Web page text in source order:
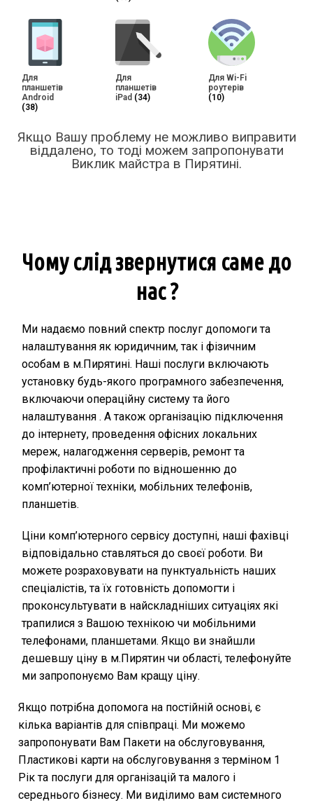
Для
планшетів
Android
(38)
Для
планшетів
iPad (34)
Для Wi-Fi
роутерів
(10)
Якщо Вашу проблему не можливо виправити
віддалено, то тоді можем запропонувати
Виклик майстра в Пирятині.
Чому слід звернутися саме до
нас ?
Ми надаємо повний спектр послуг допомоги та
налаштування як юридичним, так і фізичним
особам в м.Пирятині. Наші послуги включають
установку будь-якого програмного забезпечення,
включаючи операційну систему та його
налаштування . А також організацію підключення
до інтернету, проведення офісних локальних
мереж, налагодження серверів, ремонт та
профілактичні роботи по відношенню до
комп’ютерної техніки, мобільних телефонів,
планшетів.
Ціни комп’ютерного сервісу доступні, наші фахівці
відповідально ставляться до своєї роботи. Ви
можете розраховувати на пунктуальність наших
спеціалістів, та їх готовність допомогти і
проконсультувати в найскладніших ситуаціях які
трапилися з Вашою технікою чи мобільними
телефонами, планшетами. Якщо ви знайшли
дешевшу ціну в м.Пирятин чи області, телефонуйте
ми запропонуємо Вам кращу ціну.
Якщо потрібна допомога на постійній основі, є
кілька варіантів для співпраці. Ми можемо
запропонувати Вам Пакети на обслуговування,
Пластикові карти на обслуговування з терміном 1
Рік та послуги для організацій та малого і
середнього бізнесу. Ми виділимо вам системного